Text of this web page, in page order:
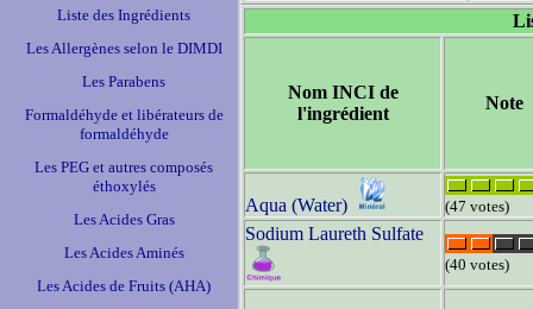
Liste des Ingrédients
Les Allergènes selon le DIMDI
Les Parabens
Formaldéhyde et libérateurs de
formaldéhyde
Les PEG et autres composés
éthoxylés
Les Acides Gras
Les Acides Aminés
Les Acides de Fruits (AHA)
Nom INCI de
l'ingrédient
Note
Aqua (Water) (47 votes)
Sodium Laureth Sulfate
(40 votes)